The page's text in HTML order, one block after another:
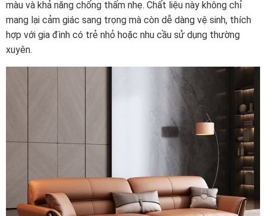
màu và khả năng chống thấm nhẹ. Chất liệu này không chỉ
mang lại cảm giác sang trọng mà còn dễ dàng vệ sinh, thích
hợp với gia đình có trẻ nhỏ hoặc nhu cầu sử dụng thường
xuyên.